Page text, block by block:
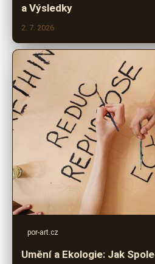
a Výsledky
2. 7. 2026
por-art.cz
Umění a Ekologie: Jak